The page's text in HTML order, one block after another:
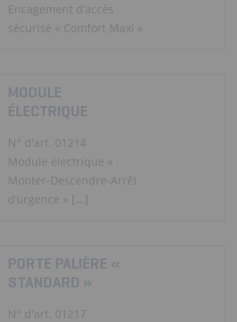
Encagement d’accès
sécurisé « Comfort Maxi »
MODULE
ÉLECTRIQUE
N° d'art. 01214
Module électrique «
Monter-Descendre-Arrêt
d’urgence » [...]
PORTE PALIÈRE «
STANDARD »
N° d'art. 01217